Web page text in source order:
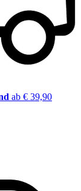
ab € 39,90